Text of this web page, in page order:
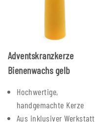
Adventskranzkerze
Bienenwachs gelb
Hochwertige,
handgemachte Kerze
Aus inklusiver Werkstatt